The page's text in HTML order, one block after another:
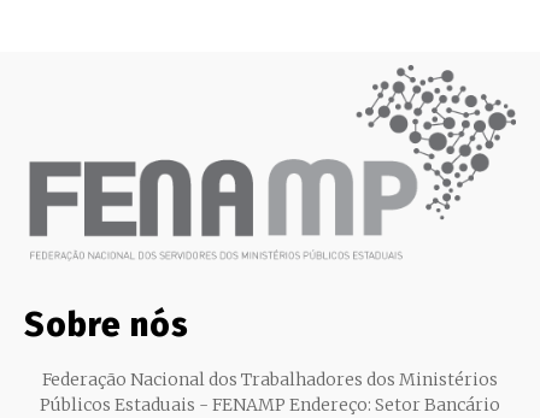
Sobre nós
Federação Nacional dos Trabalhadores dos Ministérios
Públicos Estaduais - FENAMP Endereço: Setor Bancário